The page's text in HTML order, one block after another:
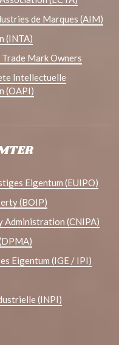
de Marques (AIM)
(INTA)
Mark Owners
Intellectuelle
(OAPI)
Eigentum (EUIPO)
(BOIP)
(CNIPA)
Eigentum (IGE / IPI)
(INPI)